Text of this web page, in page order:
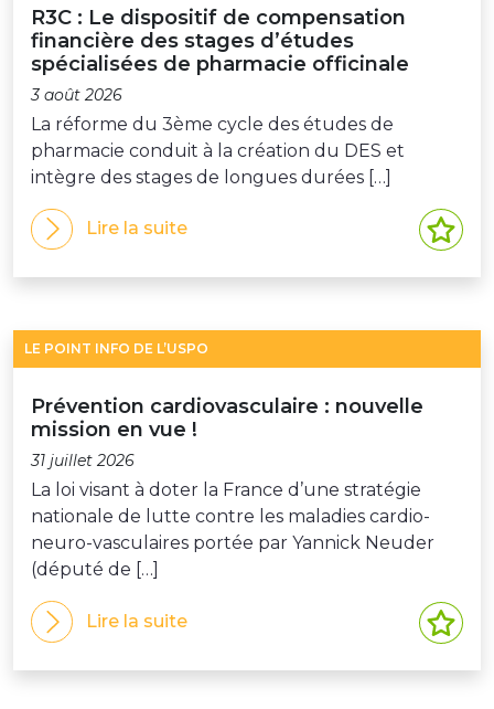
R3C : Le dispositif de compensation
financière des stages d’études
spécialisées de pharmacie officinale
3 août 2026
La réforme du 3ème cycle des études de
pharmacie conduit à la création du DES et
intègre des stages de longues durées […]
Lire la suite
LE POINT INFO DE L’USPO
Prévention cardiovasculaire : nouvelle
mission en vue !
31 juillet 2026
La loi visant à doter la France d’une stratégie
nationale de lutte contre les maladies cardio-
neuro-vasculaires portée par Yannick Neuder
(député de […]
Lire la suite